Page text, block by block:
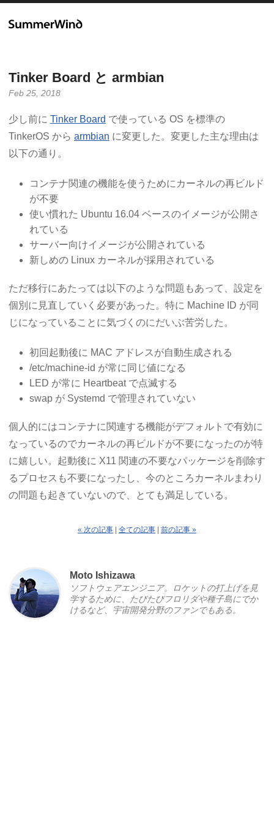
Tinker Board と armbian
Feb 25, 2018
少し前に Tinker Board で使っている OS を標準の
TinkerOS から armbian に変更した。変更した主な理由は
以下の通り。
コンテナ関連の機能を使うためにカーネルの再ビルド
が不要
使い慣れた Ubuntu 16.04 ベースのイメージが公開さ
れている
サーバー向けイメージが公開されている
新しめの Linux カーネルが採用されている
ただ移行にあたっては以下のような問題もあって、設定を
個別に見直していく必要があった。特に Machine ID が同
じになっていることに気づくのにだいぶ苦労した。
初回起動後に MAC アドレスが自動生成される
/etc/machine-id が常に同じ値になる
LED が常に Heartbeat で点滅する
swap が Systemd で管理されていない
個人的にはコンテナに関連する機能がデフォルトで有効に
なっているのでカーネルの再ビルドが不要になったのが特
に嬉しい。起動後に X11 関連の不要なパッケージを削除す
るプロセスも不要になったし、今のところカーネルまわり
の問題も起きていないので、とても満足している。
« 次の記事 全ての記事 前の記事 »
Moto Ishizawa
ソフトウェアエンジニア。ロケットの打上げを見
学するために、たびたびフロリダや種子島にでか
けるなど、宇宙開発分野のファンでもある。